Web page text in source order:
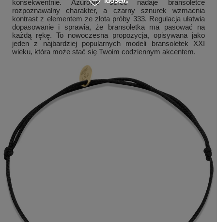
konsekwentnie. Ażurowe serce nadaje bransoletce
rozpoznawalny charakter, a czarny sznurek wzmacnia
kontrast z elementem ze złota próby 333. Regulacja ułatwia
dopasowanie i sprawia, że bransoletka ma pasować na
każdą rękę. To nowoczesna propozycja, opisywana jako
jeden z najbardziej popularnych modeli bransoletek XXI
wieku, która może stać się Twoim codziennym akcentem.